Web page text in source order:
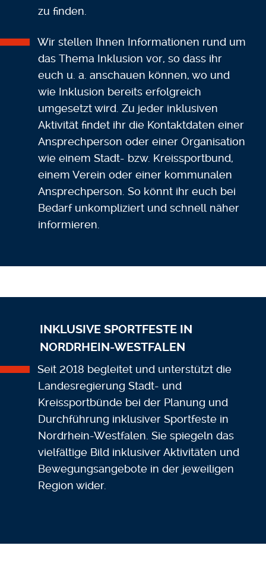
zu finden.
Wir stellen Ihnen Informationen rund um
das Thema Inklusion vor, so dass ihr
euch u. a. anschauen können, wo und
wie Inklusion bereits erfolgreich
umgesetzt wird. Zu jeder inklusiven
Aktivität findet ihr die Kontaktdaten einer
Ansprechperson oder einer Organisation
wie einem Stadt- bzw. Kreissportbund,
einem Verein oder einer kommunalen
Ansprechperson. So könnt ihr euch bei
Bedarf unkompliziert und schnell näher
informieren.
INKLUSIVE SPORTFESTE IN
NORDRHEIN-WESTFALEN
Seit 2018 begleitet und unterstützt die
Landesregierung Stadt- und
Kreissportbünde bei der Planung und
Durchführung inklusiver Sportfeste in
Nordrhein-Westfalen. Sie spiegeln das
vielfältige Bild inklusiver Aktivitäten und
Bewegungsangebote in der jeweiligen
Region wider.